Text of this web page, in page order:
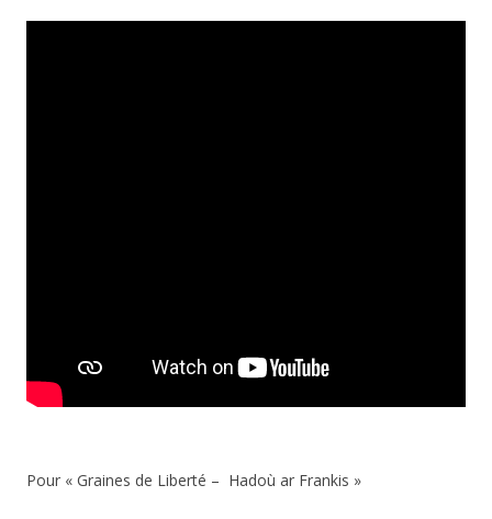
Pour « Graines de Liberté – Hadoù ar Frankis »